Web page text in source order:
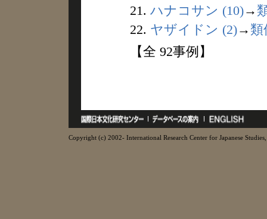
21. ハナコサン (10)→
22. ヤザイドン (2)→ 類
【全 92事例】
Copyright (c) 2002- International Research Center for Japanese